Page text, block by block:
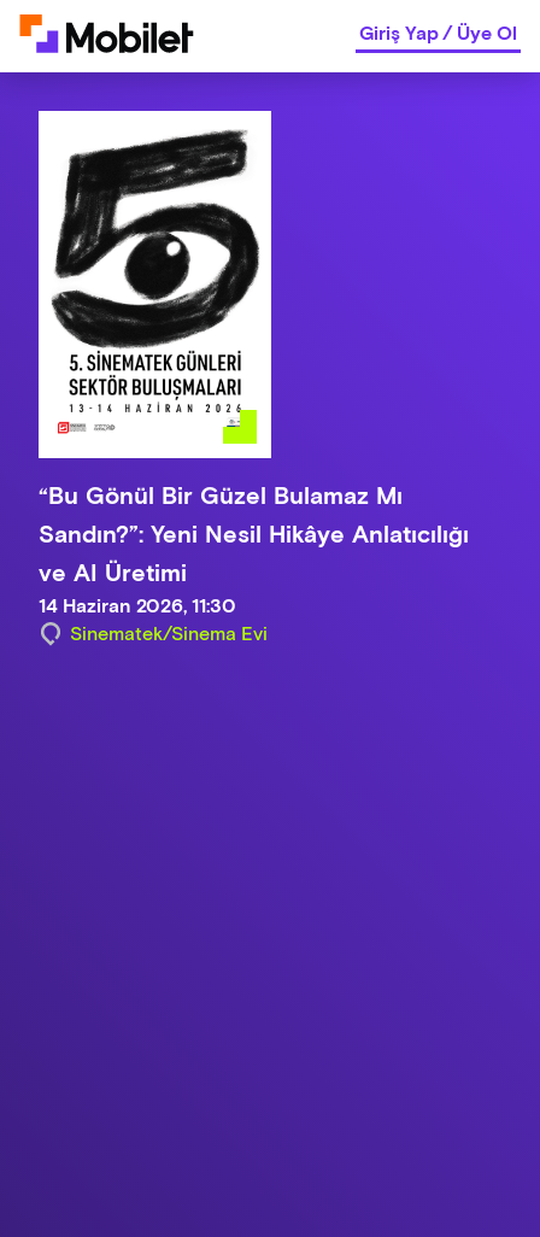
Giriş Yap/Üye Ol
“Bu Gönül Bir Güzel Bulamaz Mı
Sandın?”: Yeni Nesil Hikâye Anlatıcılığı
ve AI Üretimi
14 Haziran 2026, 11:30
Sinematek/Sinema Evi